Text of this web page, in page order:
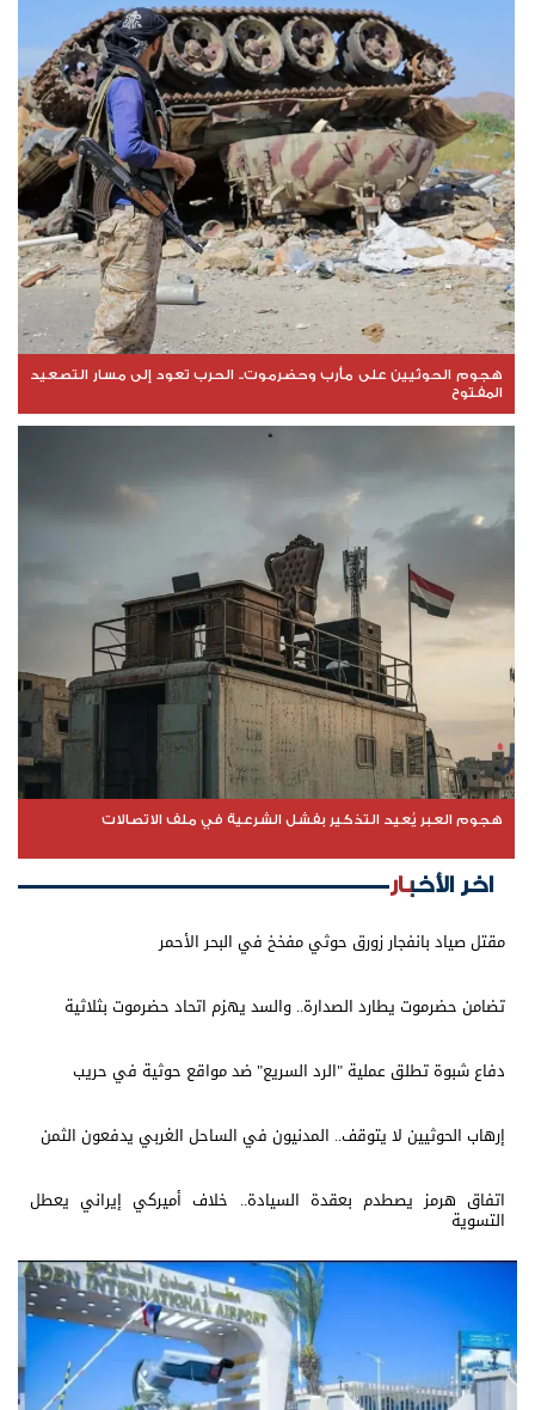
هجوم الحوثيين على مأرب وحضرموت.. الحرب تعود إلى مسار التصعيد
المفتوح
هجوم العبر يُعيد التذكير بفشل الشرعية في ملف الاتصالات
اخر الأخبار
مقتل صياد بانفجار زورق حوثي مفخخ في البحر الأحمر
تضامن حضرموت يطارد الصدارة.. والسد يهزم اتحاد حضرموت بثلاثية
دفاع شبوة تطلق عملية "الرد السريع" ضد مواقع حوثية في حريب
إرهاب الحوثيين لا يتوقف.. المدنيون في الساحل الغربي يدفعون الثمن
اتفاق هرمز يصطدم بعقدة السيادة.. خلاف أميركي إيراني يعطل
التسوية